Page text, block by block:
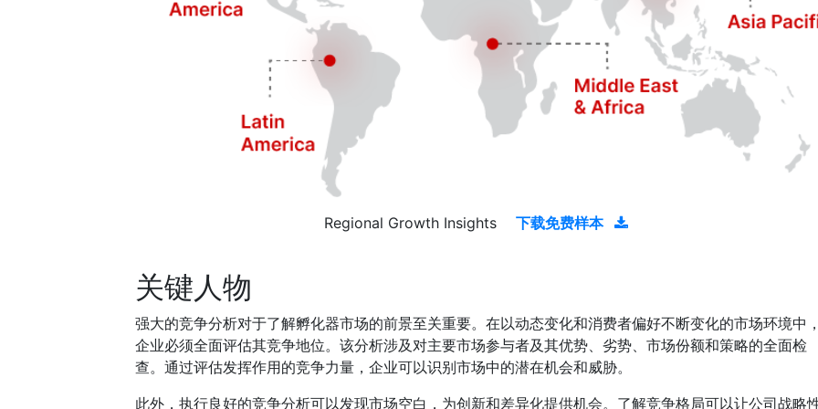
Regional Growth Insights 下载免费样本
关键人物
强大的竞争分析对于了解孵化器市场的前景至关重要。在以动态变化和消费者偏好不断变化的市场环境中
企业必须全面评估其竞争地位。该分析涉及对主要市场参与者及其优势、劣势、市场份额和策略的全面检
查。通过评估发挥作用的竞争力量，企业可以识别市场中的潜在机会和威胁。
此外，执行良好的竞争分析可以发现市场空白，为创新和差异化提供机会。了解竞争格局可以让公司战略